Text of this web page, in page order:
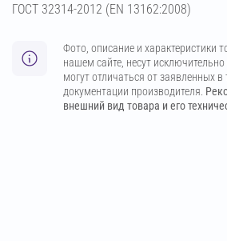
ГОСТ 32314-2012 (ЕN 13162:2008)
Фото, описание и характеристики
нашем сайте, несут
могут отличаться от заявленных в
документации производителя.
внешний вид товара и его